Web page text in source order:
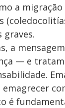
a
graves.
a
— e
é